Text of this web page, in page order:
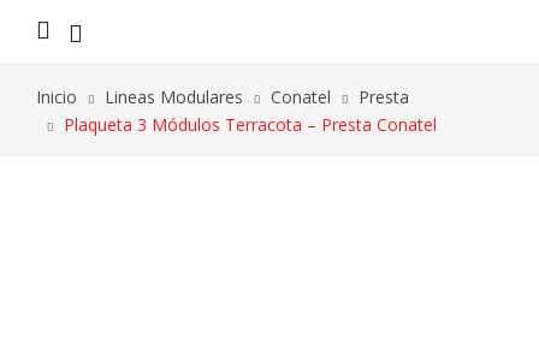
Inicio Lineas Modulares Conatel
Presta
Plaqueta 3 Módulos Terracota – Presta Conatel